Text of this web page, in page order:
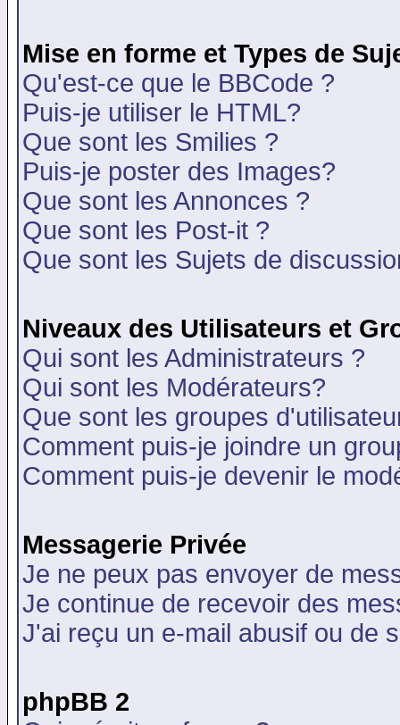
Mise en forme et Types de
Qu'est-ce que le BBCode ?
Puis-je utiliser le HTML?
Que sont les Smilies ?
Puis-je poster des Images?
Que sont les Annonces ?
Que sont les Post-it ?
Que sont les Sujets de
Niveaux des Utilisateurs et
Qui sont les Administrateurs ?
Qui sont les Modérateurs?
Que sont les groupes
Comment puis-je joindre un
Comment puis-je devenir le
Messagerie Privée
Je ne peux pas envoyer de
Je continue de recevoir des
J'ai reçu un e-mail abusif ou de
phpBB 2